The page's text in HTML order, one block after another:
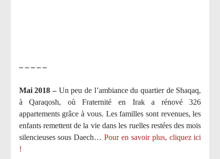
– – – – –
Mai 2018 – Un peu de l’ambiance du quartier de Shaqaq,
à Qaraqosh, où Fraternité en Irak a rénové 326
appartements grâce à vous. Les familles sont revenues, les
enfants remettent de la vie dans les ruelles restées des mois
silencieuses sous Daech… Pour en savoir plus, cliquez ici
!